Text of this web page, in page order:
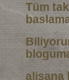
Tüm
alisana